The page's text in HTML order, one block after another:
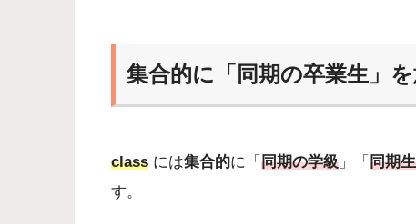
集合的に「同期の卒業生」
class には集合的に「 同期の学級 」「 同期生
す。